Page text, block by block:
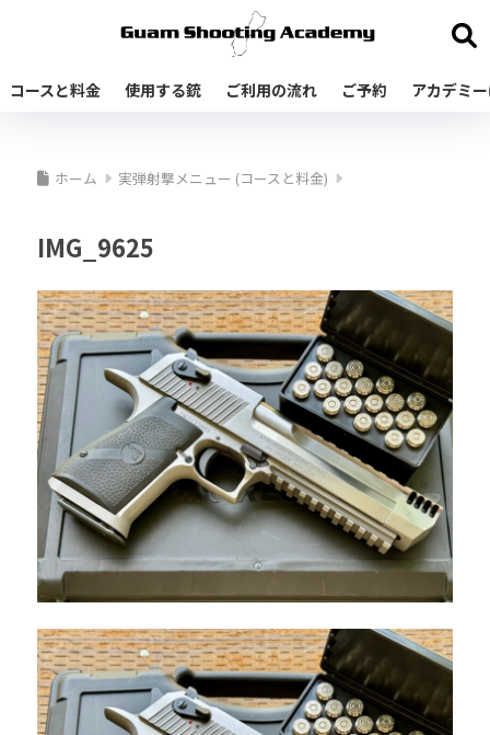
コースと料金 使用する銃 ご利用の流れ ご予約 アカデミ
ホーム 実弾射撃メニュー (コースと料金)
IMG_9625